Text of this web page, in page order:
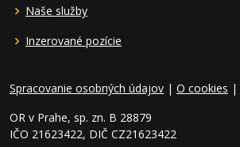
Naše služby
Inzerované pozície
Spracovanie osobných údajov | O cookies |
OR v Prahe, sp. zn. B 28879
IČO 21623422, DIČ CZ21623422